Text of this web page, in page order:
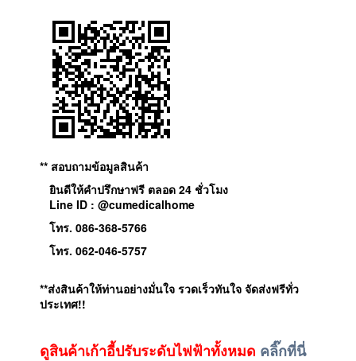
** สอบถามข้อมูลสินค้า
ยินดีให้คำปรึกษาฟรี ตลอด 24 ชั่วโมง
Line ID : @cumedicalhome
โทร. 086-368-5766
โทร. 062-046-5757
**ส่งสินค้าให้ท่านอย่างมั่นใจ รวดเร็วทันใจ จัดส่งฟรีทั่ว
ประเทศ!!
ดูสินค้าเก้าอี้ปรับระดับไฟฟ้าทั้งหมด คลิ๊กที่นี่